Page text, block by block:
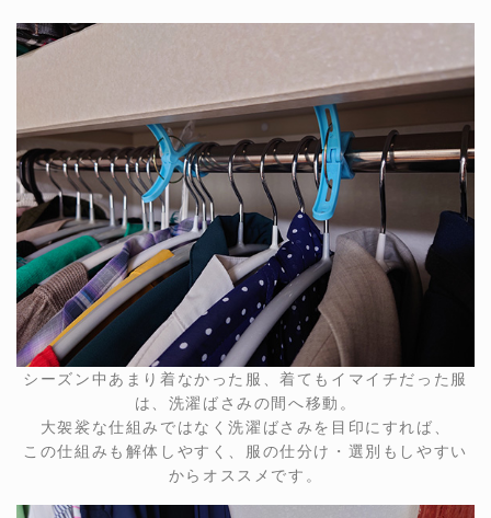
シーズン中あまり着なかった服、着てもイマイチだった服
は、洗濯ばさみの間へ移動。
大袈裟な仕組みではなく洗濯ばさみを目印にすれば、
この仕組みも解体しやすく、服の仕分け・選別もしやすい
からオススメです。